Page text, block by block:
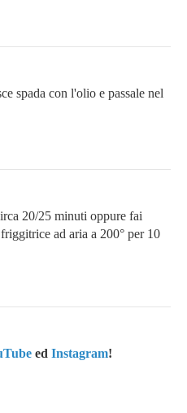
spada con l'olio e passale nel
20/25 minuti oppure fai
ad aria a 200° per 10
ed Instagram!